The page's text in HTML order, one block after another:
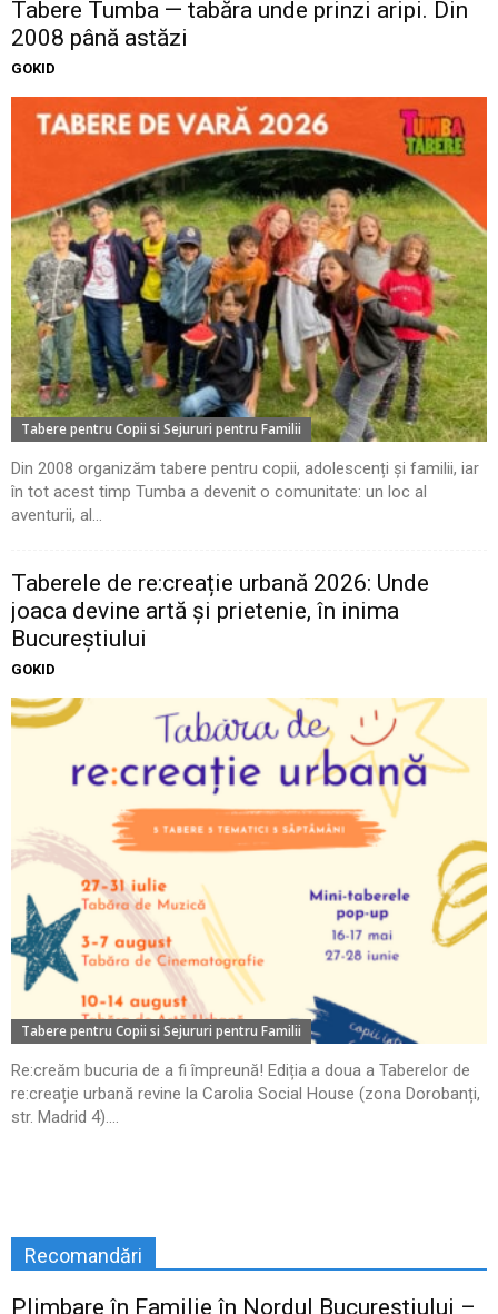
Tabere Tumba — tabăra unde prinzi aripi. Din
2008 până astăzi
GOKID
Tabere pentru Copii si Sejururi pentru Familii
Din 2008 organizăm tabere pentru copii, adolescenți și familii, iar
în tot acest timp Tumba a devenit o comunitate: un loc al
aventurii, al...
Taberele de re:creație urbană 2026: Unde
joaca devine artă și prietenie, în inima
Bucureștiului
GOKID
Tabere pentru Copii si Sejururi pentru Familii
Re:creăm bucuria de a fi împreună! Ediția a doua a Taberelor de
re:creație urbană revine la Carolia Social House (zona Dorobanți,
str. Madrid 4)....
Recomandări
Plimbare în Familie în Nordul Bucureștiului –